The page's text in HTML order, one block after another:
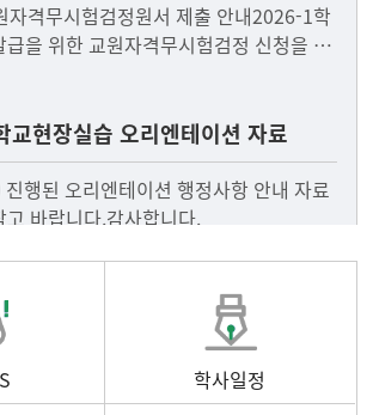
격무시험검정원서 제출 안내2026-1학
급을 위한 교원자격무시험검정 신청을 다
현장실습 오리엔테이션 자료
행된 오리엔테이션 행정사항 안내 자료
바랍니다.감사합니다.
학사일정